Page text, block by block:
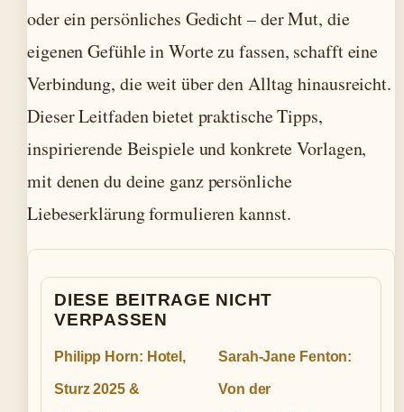
oder ein persönliches Gedicht – der Mut, die
eigenen Gefühle in Worte zu fassen, schafft eine
Verbindung, die weit über den Alltag hinausreicht.
Dieser Leitfaden bietet praktische Tipps,
inspirierende Beispiele und konkrete Vorlagen,
mit denen du deine ganz persönliche
Liebeserklärung formulieren kannst.
DIESE BEITRAGE NICHT
VERPASSEN
Philipp Horn: Hotel,
Sturz 2025 &
Sarah-Jane Fenton:
Von der